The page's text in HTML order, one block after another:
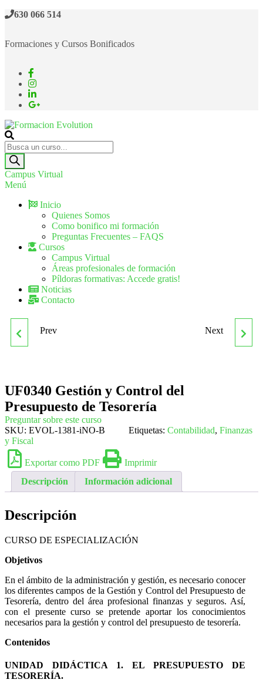
630 066 514
Formaciones y Cursos Bonificados
Formacion Evolution
Cursos de formación continua
Campus Virtual
Menú
Inicio
Quienes Somos
Como bonifico mi formación
Preguntas Frecuentes – FAQS
Cursos
Campus Virtual
Áreas profesionales de formación
Píldoras formativas: Accede gratis!
Noticias
Contacto
UF0329 ELABORACIÓN Y
PRESENTACIONES CON
APLICACIONES
Prev UF0351 APLICACIONES
GESTIÓN COMERCIAL
Next
UF0340 Gestión y Control del
Presupuesto de Tesorería
Preguntar sobre este curso
SKU: EVOL-1381-iNO-B Etiquetas: Contabilidad, Finanzas
y Fiscal
Exportar como PDF
Imprimir
Descripción
Información adicional
Descripción
CURSO DE ESPECIALIZACIÓN
Objetivos
En el ámbito de la administración y gestión, es necesario conocer
los diferentes campos de la Gestión y Control del Presupuesto de
Tesorería, dentro del área profesional finanzas y seguros. Así,
con el presente curso se pretende aportar los conocimientos
necesarios para la gestión y control del presupuesto de tesorería.
Contenidos
UNIDAD DIDÁCTICA 1. EL PRESUPUESTO DE
TESORERÍA.